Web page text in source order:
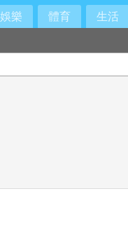
娛樂 體育 生活